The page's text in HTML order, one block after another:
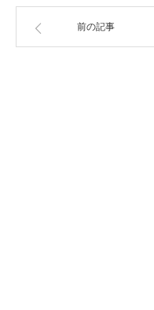
前の記事